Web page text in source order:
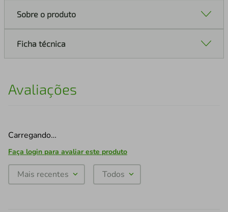
Sobre o produto
Ficha técnica
Avaliações
Carregando…
Faça login para avaliar este produto
Mais recentes Todos